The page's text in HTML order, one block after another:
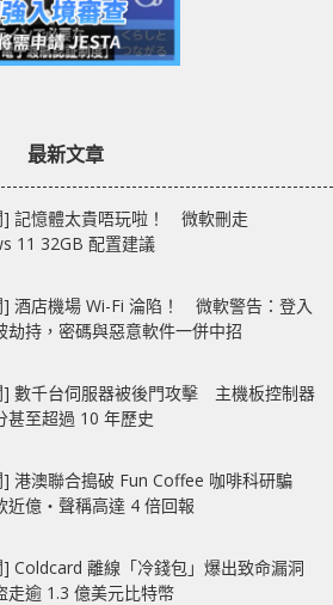
最新文章
] 記憶體太貴唔玩啦！ 微軟刪走
11 32GB 配置建議
] 酒店機場 Wi-Fi 淪陷！ 微軟警告：登入
劫持，密碼與惡意軟件一併中招
] 數千台伺服器被後門攻擊 主機板控制器
甚至超過 10 年歷史
] 港澳聯合搗破 Fun Coffee 咖啡科研騙
億‧聲稱高達 4 倍回報
] Coldcard 離線「冷錢包」爆出致命漏洞
走逾 1.3 億美元比特幣